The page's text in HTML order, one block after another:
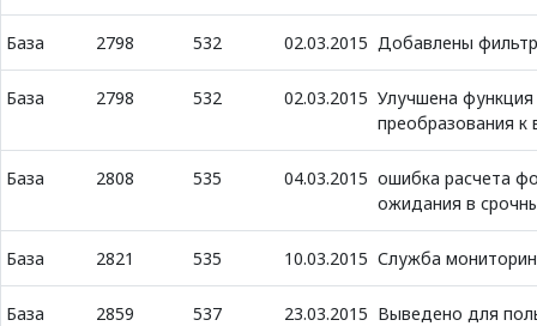
База 2798 532 02.03.2015 Добавлены
База 2798 532 02.03.2015 Улучшена функция
преобразования к
База 2808 535 04.03.2015 ошибка расчета
ожидания в
База 2821 535 10.03.2015 Служба
База 2859 537 23.03.2015 Выведено для